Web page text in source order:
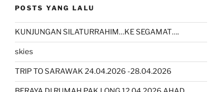
POSTS YANG LALU
KUNJUNGAN SILATURRAHIM…KE SEGAMAT….
skies
TRIP TO SARAWAK 24.04.2026 -28.04.2026